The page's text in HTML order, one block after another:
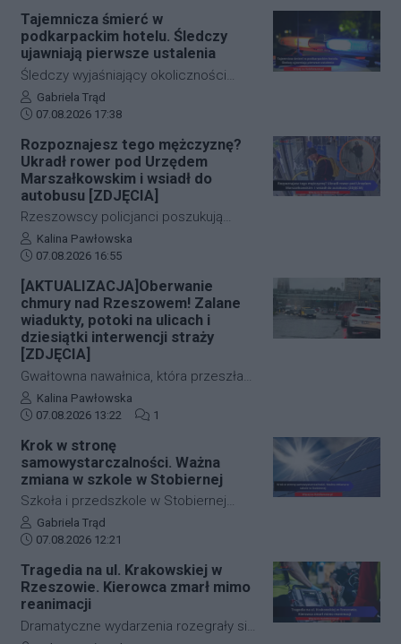
służby ratunkowe musiały
przeprowadzić dwie niezależne,
intensywne akcje poszukiwawcze. W
obu przypadkach chodziło o ludzkie
życie, a kluczową rolę odegrał czas.
Dzięki błyskawicznej mobilizacji policji,
nowoczesnej technologii, obie historie
zakończyły się szczęśliwie.
Tajemnicza śmierć w
podkarpackim hotelu. Śledczy
ujawniają pierwsze ustalenia
Śledczy wyjaśniający okoliczności
tragicznego zdarzenia na terenie
jednego z sanockich hoteli dysponują
sądowych. Z przeprowadzonej sekcji
zwłok 37-letniego mężczyzny wynika,
że na tym etapie postępowania nic nie
wskazuje na udział osób trzecich.
Autor artykułu:
Gabriela Trąd
Data dodania artykułu:
07.08.2026 17:38
Rozpoznajesz tego mężczyznę?
Ukradł rower pod Urzędem
Marszałkowskim i wsiadł do
autobusu [ZDJĘCIA]
Rzeszowscy policjanci poszukują
sprawcy kradzieży roweru marki Kross
o wartości około 1500 złotych. Do
zdarzenia doszło w ścisłym centrum
miasta – pod Urzędem
Marszałkowskim przy al. Cieplińskiego.
Złodziej ze skradzionym jednośladem
wsiadł do autobusu MPK linii 28. Jego
wizerunek zarejestrowały kamery
monitoringu, a policja apeluje o pomoc
w identyfikacji mężczyzny.
Autor artykułu:
Kalina Pawłowska
Data dodania artykułu:
07.08.2026 16:55
[AKTUALIZACJA]Oberwanie
chmury nad Rzeszowem! Zalane
wiadukty, potoki na ulicach i
dziesiątki interwencji straży
[ZDJĘCIA]
Gwałtowna nawałnica, która przeszła
nad Rzeszowem tuż po godzinie 12:00,
w kilka minut sparaliżowała ruch w
rwące potoki ulice, zalane wiadukty i
wybijające studzienki kanalizacyjne
odcięły od świata kluczowe arterie.
Podkarpaccy strażacy wyjeżdżali do
akcji już blisko 70 razy! Mamy dla Was
Autor artykułu:
Kalina Pawłowska
Data dodania artykułu:
07.08.2026 13:22 Liczba komentarzy artykułu:
1
Krok w stronę
samowystarczalności. Ważna
zmiana w szkole w Stobiernej
Szkoła i przedszkole w Stobiernej
przejdą technologiczną transformację,
która znacząco wpłynie na budżet
Trzebownisko oficjalnie
przypieczętowała umowę z wykonawcą
na realizację nowoczesnego systemu
zasilania. Dzięki nowej inwestycji
Autor artykułu:
Gabriela Trąd
Data dodania artykułu:
07.08.2026 12:21
Tragedia na ul. Krakowskiej w
Rzeszowie. Kierowca zmarł mimo
reanimacji
Dramatyczne wydarzenia rozegrały się